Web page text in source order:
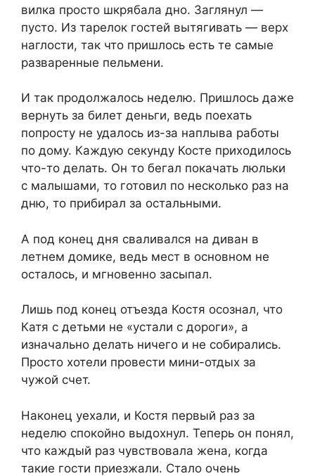
вилка просто шкрябала дно. Заглянул —
пусто. Из тарелок гостей вытягивать — верх
наглости, так что пришлось есть те самые
разваренные пельмени.
И так продолжалось неделю. Пришлось даже
вернуть за билет деньги, ведь поехать
попросту не удалось из-за наплыва работы
по дому. Каждую секунду Косте приходилось
что-то делать. Он то бегал покачать люльки
с малышами, то готовил по несколько раз на
дню, то прибирал за остальными.
А под конец дня сваливался на диван в
летнем домике, ведь мест в основном не
осталось, и мгновенно засыпал.
Лишь под конец отъезда Костя осознал, что
Катя с детьми не «устали с дороги», а
изначально делать ничего и не собирались.
Просто хотели провести мини-отдых за
чужой счет.
Наконец уехали, и Костя первый раз за
неделю спокойно выдохнул. Теперь он понял,
что каждый раз чувствовала жена, когда
такие гости приезжали. Стало очень